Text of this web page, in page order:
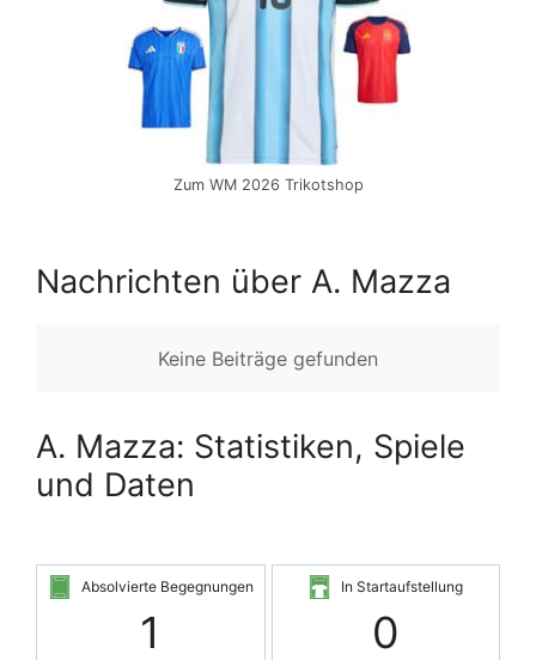
Zum WM 2026 Trikotshop
Nachrichten über A. Mazza
Keine Beiträge gefunden
A. Mazza: Statistiken, Spiele
und Daten
Absolvierte Begegnungen
1
In Startaufstellung
0